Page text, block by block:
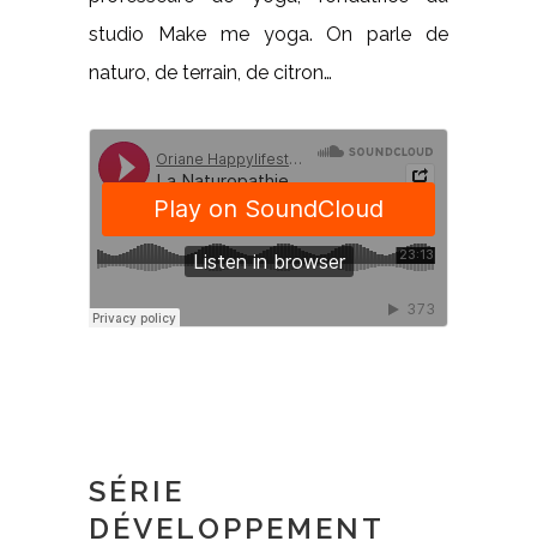
studio Make me yoga. On parle de
naturo, de terrain, de citron…
SÉRIE
DÉVELOPPEMENT